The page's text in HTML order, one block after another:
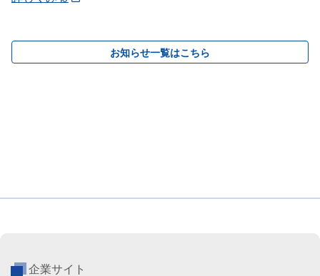
お知らせ一覧はこちら
企業サイト